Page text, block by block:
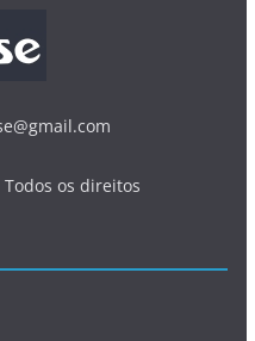
os direitos